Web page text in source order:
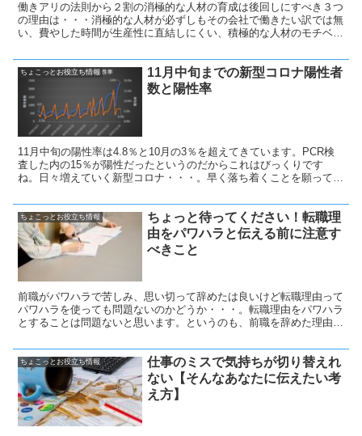
働きアリの法則から２割の消極的な人材の育成は後回しにすべき３つ
の理由は・・・消極的な人材が必ずしもその会社で働きたい訳では無
い、費やした時間が生産性に直結しにくい、積極的な人材のモチベー
敗談から学んだことです。
ちょこっとお役立ち情報
11月中旬までの新型コロナ陽性者
数と陽性率
11月中旬の陽性率は4.8％と10月の3％を超えてきています。PCR検
査した内の15％が陽性だったというのだからこれはびっくりです
ね。日々増えていく新型コロナ・・・。早く落ち着くことを願ってい
ちょこっとお役立ち情報
ちょっと待ってください！転職理
由をパワハラと伝える前に注意す
べきこと
前職がパワハラで苦しみ、思い切って辞めたは良いけど転職理由って
パワハラを使っても問題ないのかどうか・・・。転職理由をパワハラ
とすることは問題ないと思います。というのも、前職を辞めた理由と
めた理由を伝えたことで全体の印象がネガティブな人にならないよう
にすることです。
ちょこっとお役立ち情報
仕事のミスで気持ちが切り替えれ
ない【そんなあなたに伝えたい考
え方】